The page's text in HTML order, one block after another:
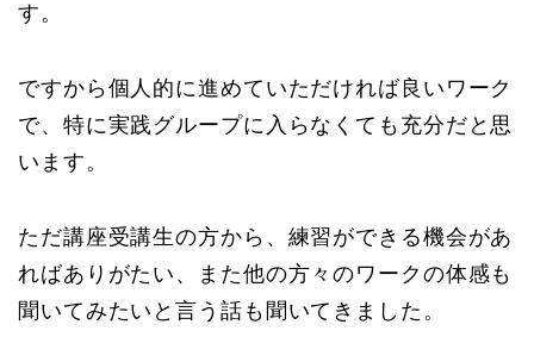
す。
ですから個人的に進めていただければ良いワーク
で、特に実践グループに入らなくても充分だと思
います。
ただ講座受講生の方から、練習ができる機会があ
ればありがたい、また他の方々のワークの体感も
聞いてみたいと言う話も聞いてきました。